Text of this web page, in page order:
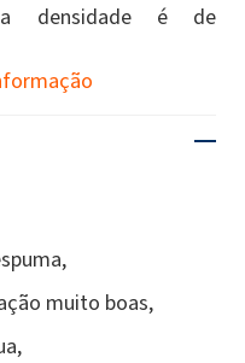
densidade é de
muito boas,